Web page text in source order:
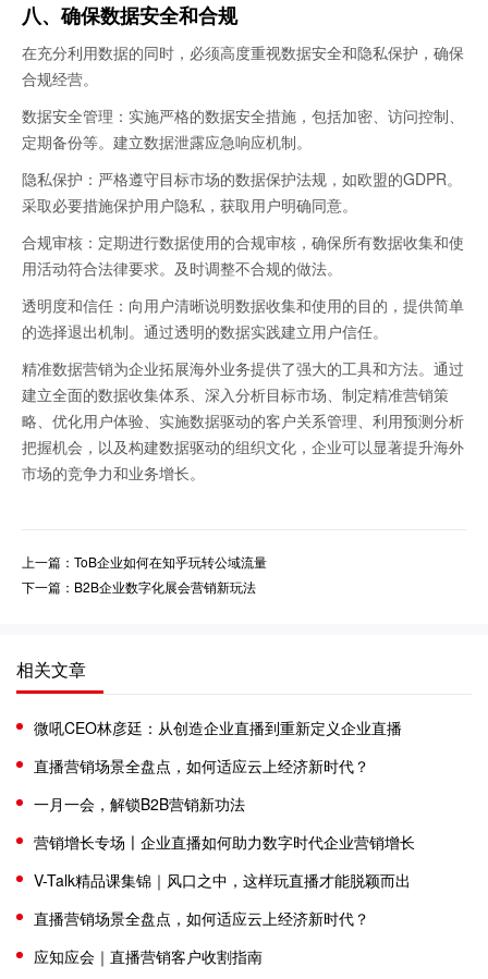
八、确保数据安全和合规
在充分利用数据的同时，必须高度重视数据安全和隐私保护，确保
合规经营。
数据安全管理：实施严格的数据安全措施，包括加密、访问控制、
定期备份等。建立数据泄露应急响应机制。
隐私保护：严格遵守目标市场的数据保护法规，如欧盟的GDPR。
采取必要措施保护用户隐私，获取用户明确同意。
合规审核：定期进行数据使用的合规审核，确保所有数据收集和使
用活动符合法律要求。及时调整不合规的做法。
透明度和信任：向用户清晰说明数据收集和使用的目的，提供简单
的选择退出机制。通过透明的数据实践建立用户信任。
精准数据营销为企业拓展海外业务提供了强大的工具和方法。通过
建立全面的数据收集体系、深入分析目标市场、制定精准营销策
略、优化用户体验、实施数据驱动的客户关系管理、利用预测分析
把握机会，以及构建数据驱动的组织文化，企业可以显著提升海外
市场的竞争力和业务增长。
上一篇：ToB企业如何在知乎玩转公域流量
下一篇：B2B企业数字化展会营销新玩法
相关文章
微吼CEO林彦廷：从创造企业直播到重新定义企业直播
直播营销场景全盘点，如何适应云上经济新时代？
一月一会，解锁B2B营销新功法
营销增长专场〡企业直播如何助力数字时代企业营销增长
V-Talk精品课集锦｜风口之中，这样玩直播才能脱颖而出
直播营销场景全盘点，如何适应云上经济新时代？
应知应会｜直播营销客户收割指南